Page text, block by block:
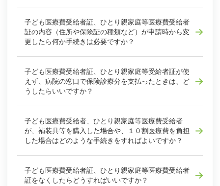
子ども医療費受給者証、ひとり親家庭等医療費受給者
証の内容（住所や保険証の種類など）が申請時から変
更したら何か手続きは必要ですか？
子ども医療費受給者証、ひとり親家庭等受給者証が使
えず、病院の窓口で保険診療分を支払ったときは、ど
うしたらいいですか？
子ども医療費受給者、ひとり親家庭等医療費受給者
が、補装具等を購入した場合や、１０割医療費を負担
した場合はどのような手続きをすればよいですか？
子ども医療費受給者証、ひとり親家庭等医療費受給者
証をなくしたらどうすればいいですか？